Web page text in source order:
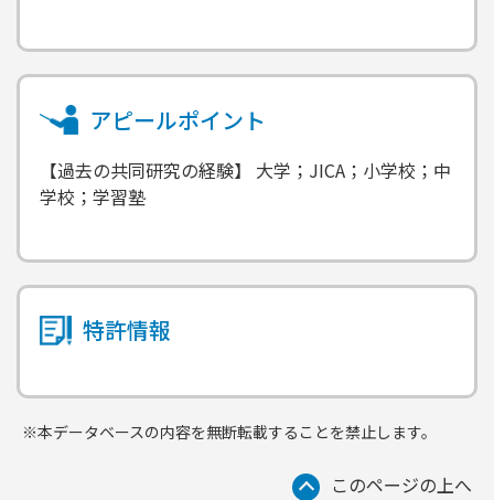
アピールポイント
【過去の共同研究の経験】 大学；JICA；小学校；中
学校；学習塾
特許情報
※本データベースの内容を無断転載することを禁止します。
このページの上へ